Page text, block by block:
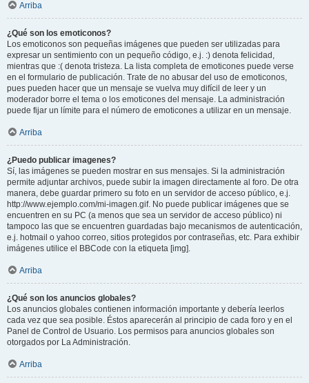
Arriba
¿Qué son los emoticonos?
Los emoticonos son pequeñas imágenes que pueden ser utilizadas para
expresar un sentimiento con un pequeño código, e.j. :) denota felicidad,
mientras que :( denota tristeza. La lista completa de emoticones puede verse
en el formulario de publicación. Trate de no abusar del uso de emoticonos,
pues pueden hacer que un mensaje se vuelva muy difícil de leer y un
moderador borre el tema o los emoticones del mensaje. La administración
puede fijar un límite para el número de emoticones a utilizar en un mensaje.
Arriba
¿Puedo publicar imagenes?
Sí, las imágenes se pueden mostrar en sus mensajes. Si la administración
permite adjuntar archivos, puede subir la imagen directamente al foro. De otra
manera, debe guardar primero su foto en un servidor de acceso público, e.j.
http://www.ejemplo.com/mi-imagen.gif. No puede publicar imágenes que se
encuentren en su PC (a menos que sea un servidor de acceso público) ni
tampoco las que se encuentren guardadas bajo mecanismos de autenticación,
e.j. hotmail o yahoo correo, sitios protegidos por contraseñas, etc. Para exhibir
imágenes utilice el BBCode con la etiqueta [img].
Arriba
¿Qué son los anuncios globales?
Los anuncios globales contienen información importante y debería leerlos
cada vez que sea posible. Éstos aparecerán al principio de cada foro y en el
Panel de Control de Usuario. Los permisos para anuncios globales son
otorgados por La Administración.
Arriba